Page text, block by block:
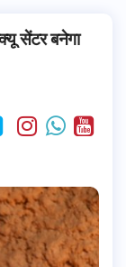
सेंटर बनेगा